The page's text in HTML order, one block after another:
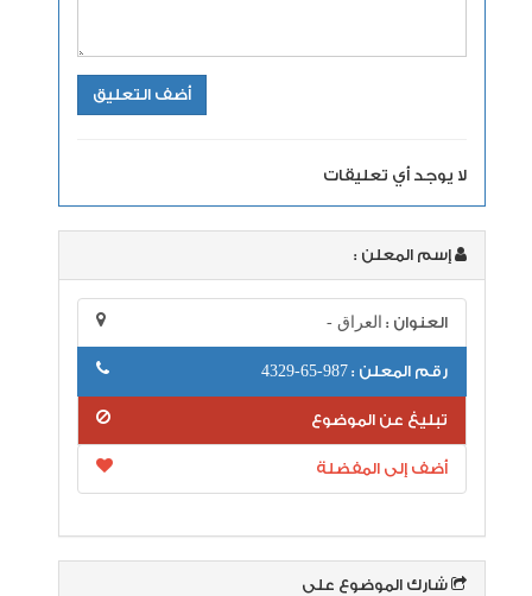
لا يوجد أي تعليقات
إسم المعلن :
العنوان :العراق -
رقم المعلن :987-65-4329
تبليغ عن الموضوع
أضف إلى المفضلة
شارك الموضوع على